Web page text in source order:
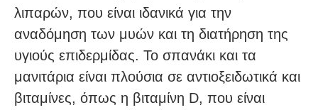
λιπαρών, που είναι ιδανικά για την
αναδόμηση των μυών και τη διατήρηση της
υγιούς επιδερμίδας. Το σπανάκι και τα
μανιτάρια είναι πλούσια σε αντιοξειδωτικά και
βιταμίνες, όπως η βιταμίνη D, που είναι